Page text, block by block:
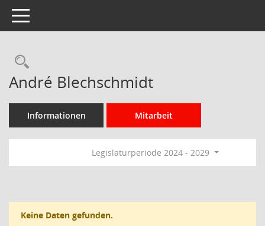
Toggle navigation
Rechercheauswahl
André Blechschmidt
Informationen Mitarbeit
Legislaturperiode 2024 - 2029
Keine Daten gefunden.